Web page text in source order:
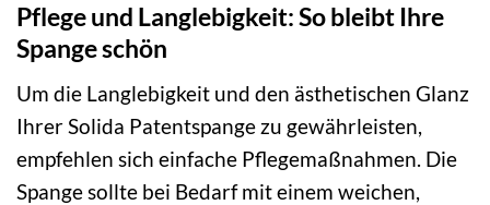
Pflege und Langlebigkeit: So bleibt Ihre
Spange schön
Um die Langlebigkeit und den ästhetischen Glanz
Ihrer Solida Patentspange zu gewährleisten,
empfehlen sich einfache Pflegemaßnahmen. Die
Spange sollte bei Bedarf mit einem weichen,